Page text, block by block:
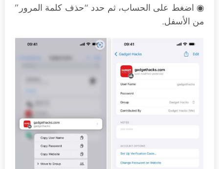
◉ اضغط على الحساب، ثم حدد “حذف كلمة المرور”
من الأسفل.